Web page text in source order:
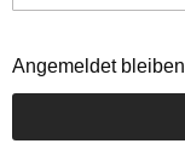
Angemeldet bleiben